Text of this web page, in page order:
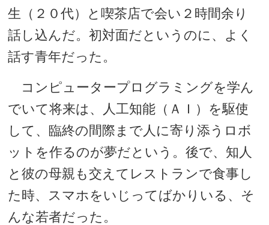
生（２０代）と喫茶店で会い２時間余り
話し込んだ。初対面だというのに、よく
話す青年だった。
コンピュータープログラミングを学ん
でいて将来は、人工知能（ＡＩ）を駆使
して、臨終の間際まで人に寄り添うロボ
ットを作るのが夢だという。後で、知人
と彼の母親も交えてレストランで食事し
た時、スマホをいじってばかりいる、そ
んな若者だった。